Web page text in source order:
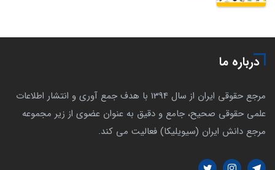
درباره ما
مرجع حقوقی ایران از سال 1394 با هدف جمع آوری و انتشار اطلاعات
علمی حقوقی صحیح، جامع و دقیق به عنوان عضوی از زیر مجموعه
مرجع دانش ایران (سیویلیکا) فعالیت می کند.